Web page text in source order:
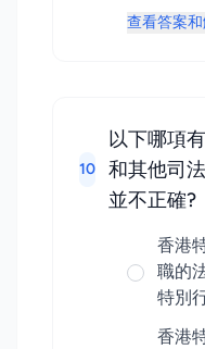
查看答案
10
以下哪項
和其他司
並不正確?
香港
職的
特別
香港